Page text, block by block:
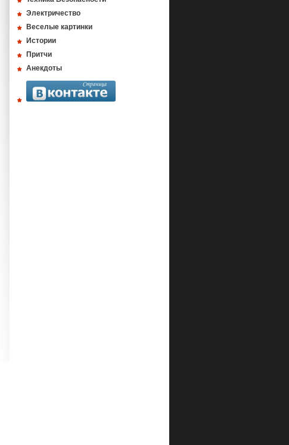
Электричество
Веселые картинки
Истории
Притчи
Анекдоты